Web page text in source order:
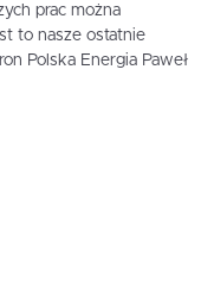
prac można
to nasze ostatnie
Polska Energia Paweł